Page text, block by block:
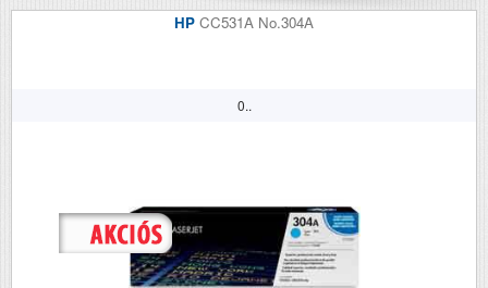
HP CC531A No.304A
0..